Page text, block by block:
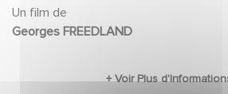
Un film de
Georges FREEDLAND